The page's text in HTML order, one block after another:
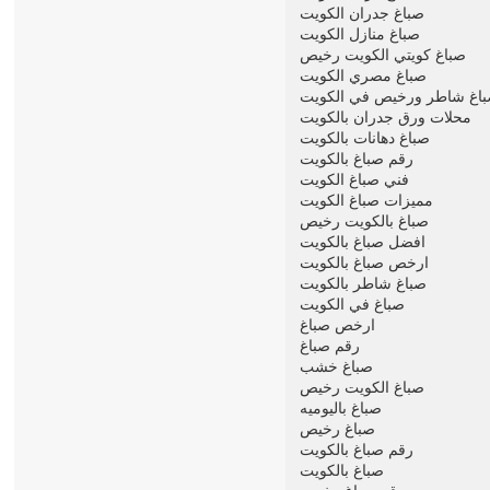
صباغ جدران الكويت
صباغ منازل الكويت
صباغ كويتي الكويت رخيص
صباغ مصري الكويت
شاطر ورخيص في الكويت
محلات ورق جدران بالكويت
صباغ دهانات بالكويت
رقم صباغ بالكويت
فني صباغ الكويت
مميزات صباغ الكويت
صباغ بالكويت رخيص
افضل صباغ بالكويت
ارخص صباغ بالكويت
صباغ شاطر بالكويت
صباغ في الكويت
ارخص صباغ
رقم صباغ
صباغ خشب
صباغ الكويت رخيص
صباغ باليوميه
صباغ رخيص
رقم صباغ بالكويت
صباغ بالكويت